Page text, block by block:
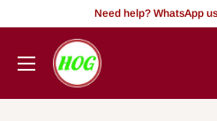
abun
Need help? WhatsApp
HOG
-